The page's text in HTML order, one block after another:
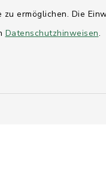
ermöglichen. Die
Datenschutzhinweisen.